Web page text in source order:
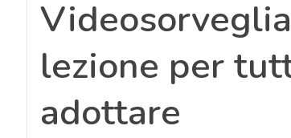
lezione per
adottare